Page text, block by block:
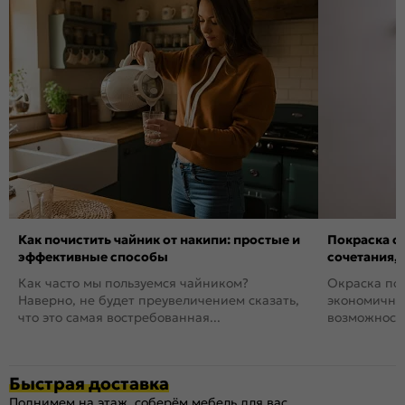
Как почистить чайник от накипи: простые и
эффективные способы
Как часто мы пользуемся чайником?
Наверно, не будет преувеличением сказать,
что это самая востребованная...
Покраска
сочетания,
Окраска
Быстрая доставка